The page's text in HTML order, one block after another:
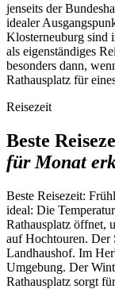
jenseits der
idealer
Klosterneuburg sind
als eigenständiges
besonders dann,
Rathausplatz für
Reisezeit
Beste
für Monat
Beste Reisezeit:
ideal: Die
Rathausplatz öffnet,
auf Hochtouren. Der
Landhaushof. Im
Umgebung. Der
Rathausplatz sorgt